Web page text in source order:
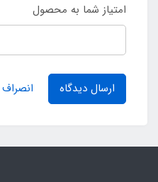
امتیاز شما به محصول
ارسال دیدگاه انصراف